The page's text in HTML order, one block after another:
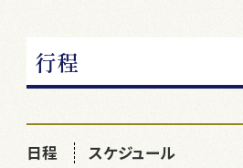
行程
日程 スケジュール